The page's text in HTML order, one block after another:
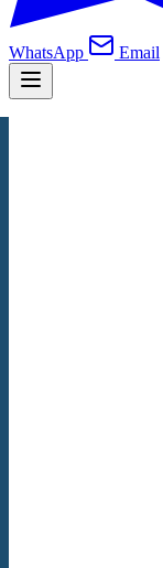
WhatsApp Email